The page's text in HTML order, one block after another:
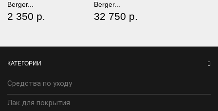
Berger...
2 350 р.
Berger...
32 750 р.
КАТЕГОРИИ
Средства по уходу
Лак для покрытия